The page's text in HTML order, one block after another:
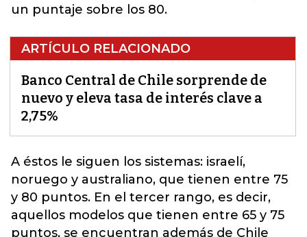
un puntaje sobre los 80.
ARTÍCULO RELACIONADO
Banco Central de Chile sorprende de
nuevo y eleva tasa de interés clave a
2,75%
A éstos le siguen los sistemas: israelí,
noruego y australiano, que tienen entre 75
y 80 puntos. En el tercer rango, es decir,
aquellos modelos que tienen entre 65 y 75
puntos, se encuentran además de Chile